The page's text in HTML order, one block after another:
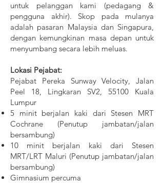
untuk pelanggan kami (pedagang &
pengguna akhir). Skop pada mulanya
adalah pasaran Malaysia dan Singapura,
dengan kemungkinan masa depan untuk
menyumbang secara lebih meluas.
Lokasi Pejabat:
Pejabat Pereka Sunway Velocity, Jalan
Peel 18, Lingkaran SV2, 55100 Kuala
Lumpur
5 minit berjalan kaki dari Stesen MRT
Cochrane (Penutup jambatan/jalan
bersambung)
10 minit berjalan kaki dari Stesen
MRT/LRT Maluri (Penutup jambatan/jalan
bersambung)
Gimnasium percuma